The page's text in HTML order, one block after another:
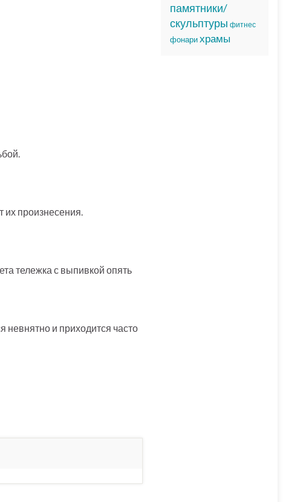
их произнесения.
тележка с выпивкой опять
невнятно и приходится часто
памятники/
скульптуры фитнес
фонари храмы